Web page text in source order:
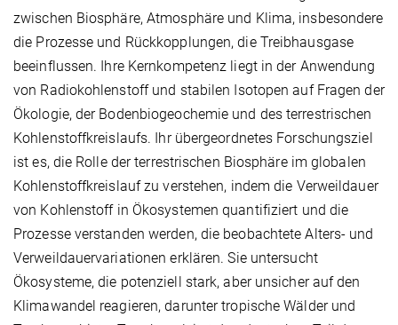
zwischen Biosphäre, Atmosphäre und Klima, insbesondere
die Prozesse und Rückkopplungen, die Treibhausgase
beeinflussen. Ihre Kernkompetenz liegt in der Anwendung
von Radiokohlenstoff und stabilen Isotopen auf Fragen der
Ökologie, der Bodenbiogeochemie und des terrestrischen
Kohlenstoffkreislaufs. Ihr übergeordnetes Forschungsziel
ist es, die Rolle der terrestrischen Biosphäre im globalen
Kohlenstoffkreislauf zu verstehen, indem die Verweildauer
von Kohlenstoff in Ökosystemen quantifiziert und die
Prozesse verstanden werden, die beobachtete Alters- und
Verweildauervariationen erklären. Sie untersucht
Ökosysteme, die potenziell stark, aber unsicher auf den
Klimawandel reagieren, darunter tropische Wälder und